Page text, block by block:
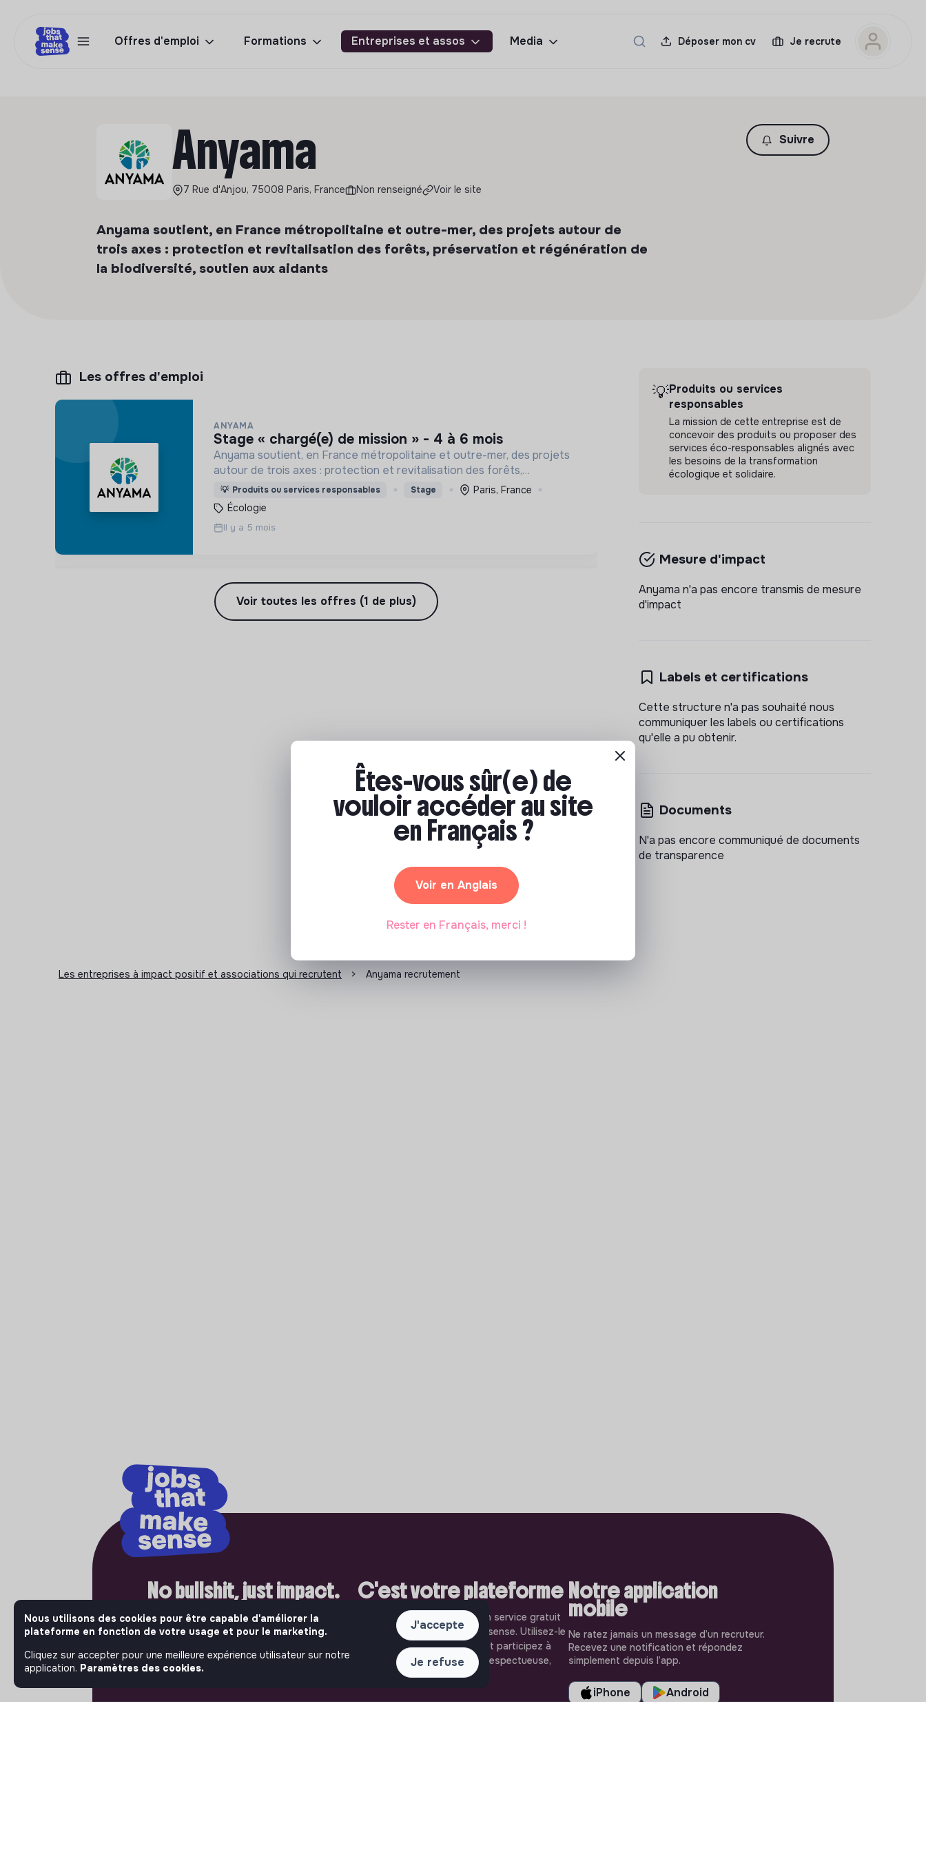
Offres d'emploi Formations Entreprises et assos Media Déposer mon cv Je recrute
Anyama
7 Rue d'Anjou, 75008 Paris, France Non renseigné Voir le site
Suivre
Anyama soutient, en France métropolitaine et outre-mer, des projets autour de
trois axes : protection et revitalisation des forêts, préservation et régénération de
la biodiversité, soutien aux aidants
Les offres d'emploi
ANYAMA
stage « chargé(e) de mission » - 4 à 6 mois
Anyama soutient, en France métropolitaine et outre-mer, des projets
autour de trois axes : protection et revitalisation des forêts,
préservation et régénération de la biodiversité, soutien aux aidants
💡 Produits ou services responsables Stage
Paris, France
Écologie
Il y a 5 mois
Voir toutes les offres (1 de plus)
💡Produits ou services
responsables
La mission de cette entreprise est de
concevoir des produits ou proposer des
services éco-responsables alignés avec
les besoins de la transformation
écologique et solidaire.
Mesure d'impact
Anyama n'a pas encore transmis de mesure
d'impact
Labels et certifications
Cette structure n'a pas souhaité nous
communiquer les labels ou certifications
qu'elle a pu obtenir.
Documents
N'a pas encore communiqué de documents
de transparence
Les entreprises à impact positif et associations qui recrutent > Anyama recrutement
No bullshit, just impact.
Bienvenue là où l'impact compte vraiment. Sur
Jobs that make sense, les acteurs les plus
publient leurs offres d'emploi. Rejoignez-les
et passez à l'action.
C'est votre plateforme
Jobs that make sense est un service gratuit
porté par l'association makesense. Utilisez-le
pour accélerer votre projet et participez à
construire une société plus respectueuse,
inclusive et durable.
Notre application
mobile
Ne ratez jamais un message d’un recruteur.
Recevez une notification et répondez
simplement depuis l’app.
iPhone Android
Êtes-vous sûr(e) de
vouloir accéder au site
en Français ?
Voir en Anglais
Rester en Français, merci !
Nous utilisons des cookies pour être capable d'améliorer la
plateforme en fonction de votre usage et pour le marketing.
Cliquez sur accepter pour une meilleure expérience utilisateur sur notre
application. Paramètres des cookies.
J'accepte
Je refuse